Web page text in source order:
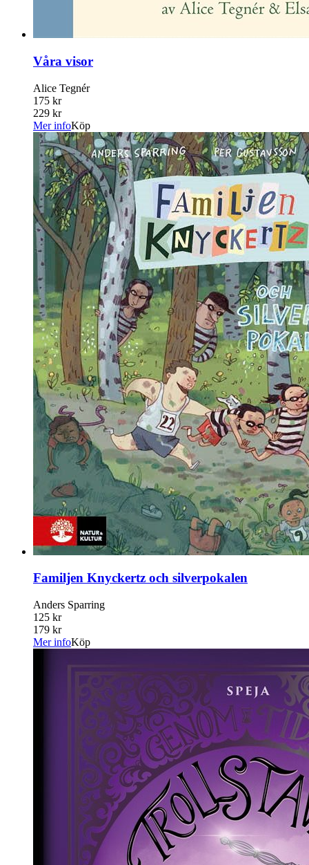
Våra visor
Alice Tegnér
175 kr
229 kr
Mer infoKöp
Familjen Knyckertz och silverpokalen
Anders Sparring
125 kr
179 kr
Mer infoKöp